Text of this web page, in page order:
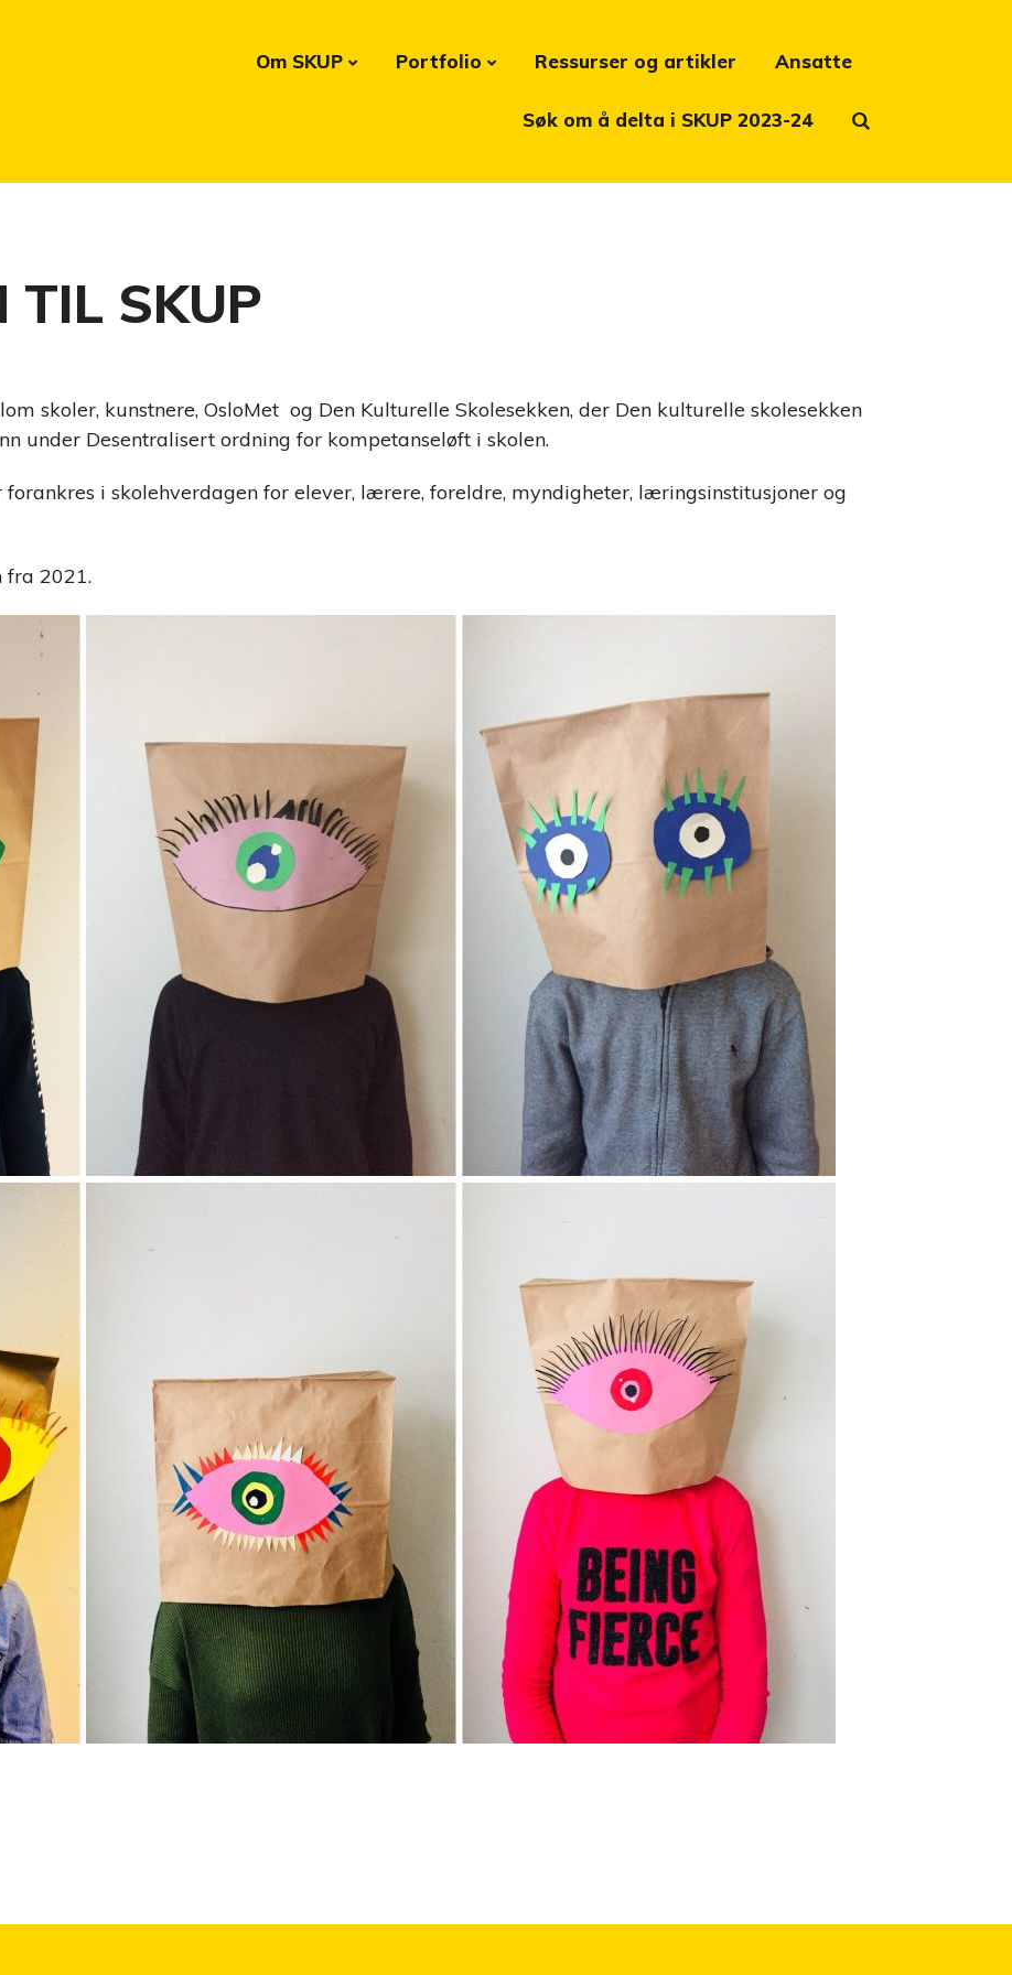
Om SKUP Portfolio Ressurser og artikler Ansatte
Søk om å delta i SKUP 2023-24
TIL SKUP
skoler, kunstnere, OsloMet og Den Kulturelle Skolesekken, der Den kulturelle skolesekken
under Desentralisert ordning for kompetanseløft i skolen.
i skolehverdagen for elever, lærere, foreldre, myndigheter, læringsinstitusjoner og
fra 2021.